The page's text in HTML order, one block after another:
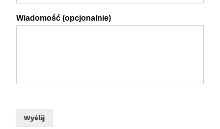
Wiadomość (opcjonalnie)
Wyślij